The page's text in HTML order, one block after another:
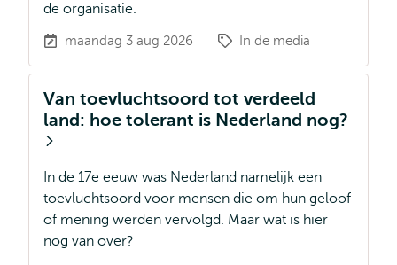
de organisatie.
maandag 3 aug 2026 In de media
Van toevluchtsoord tot verdeeld
land: hoe tolerant is Nederland nog?
In de 17e eeuw was Nederland namelijk een
toevluchtsoord voor mensen die om hun geloof
of mening werden vervolgd. Maar wat is hier
nog van over?